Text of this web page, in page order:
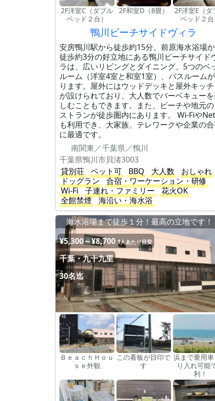
2F洋室C（ダブル
ベッド２台）
2F和室D（8畳）
2F洋室E（ダ
ベッド２台
鴨川ビーチサイドヴィラ
安房鴨川駅から徒歩約15分、前原海水浴場
徒歩約3分の好立地にある鴨川ビーチサイド
ラは、広いリビングとダイニング、5つのベ
ルーム（洋室4室と和室1室）、バスルーム
ります。屋外にはウッドデッキと屋外キッ
が設けられており、大人数でバーベキュー
しむこともできます。また、ビーチや地元
ストランが徒歩圏内にあります。 Wi-Fiや
も利用でき、大家族、テレワークや企業の
に最適です。
南関東／千葉県／鴨川
千葉県鴨川市貝渚3003
貸別荘
ペット可 BBQ 大人数
おしゃれ
ドッグラン
合宿・ワーケーション・研修
Wi-Fi
子連れ・ファミリー
花火OK
全館禁煙
海沿い・海水浴
海水浴場まで徒歩１分！最高の立地です！
¥5,300～¥8,700 1人あたり目安
千葉・九十九里
30名迄
ＢｅａｃｈＨｏｕ
ｓｅ外観
この看板が目印で
す
浜まで乗用
り入れ可能
利！